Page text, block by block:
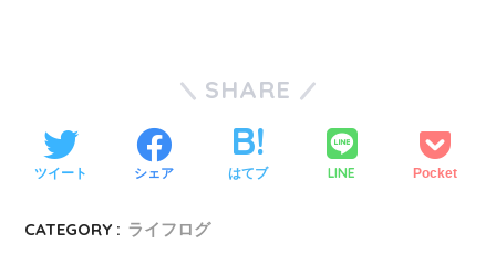
SHARE
ツイート シェア はてブ LINE Pocket
CATEGORY : ライフログ